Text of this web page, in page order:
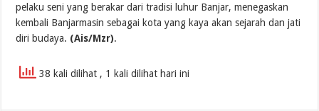
pelaku seni yang berakar dari tradisi luhur Banjar, menegaskan
kembali Banjarmasin sebagai kota yang kaya akan sejarah dan jati
diri budaya. (Ais/Mzr).
38 kali dilihat , 1 kali dilihat hari ini